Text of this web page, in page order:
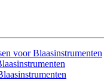
voor Blaasinstrumenten